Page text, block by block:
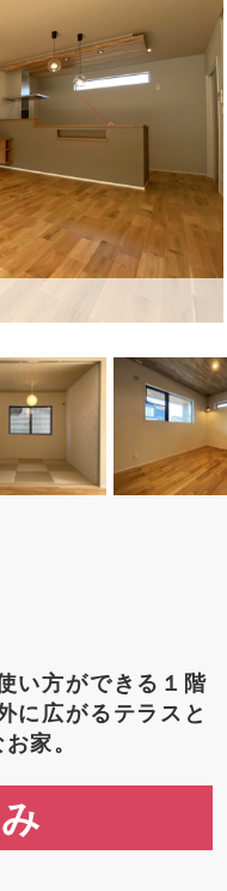
い方ができる１階
に広がるテラスと
家。
円